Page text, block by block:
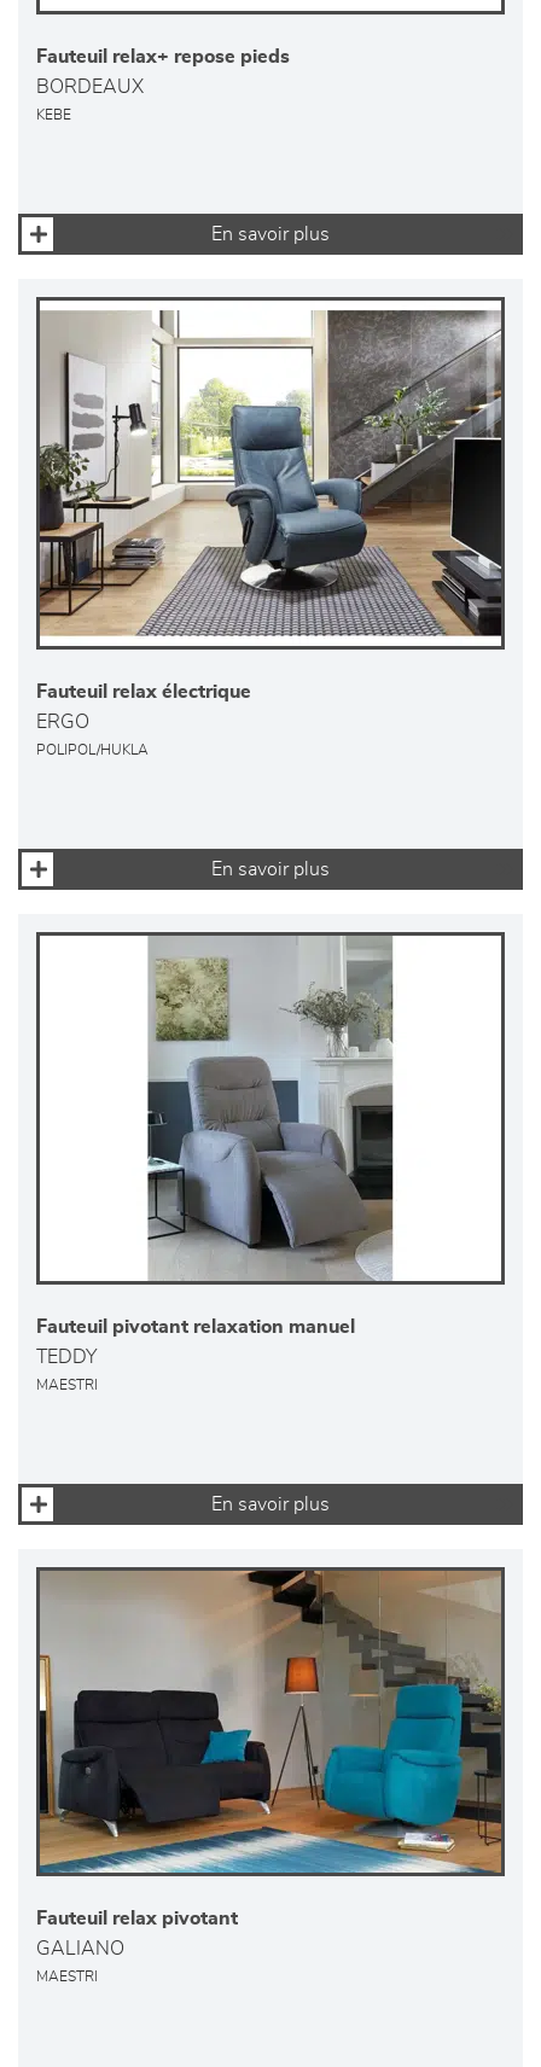
Fauteuil relax+ repose pieds
BORDEAUX
KEBE
En savoir plus
Fauteuil relax électrique
ERGO
POLIPOL/HUKLA
En savoir plus
Fauteuil pivotant relaxation manuel
TEDDY
MAESTRI
En savoir plus
Fauteuil relax pivotant
GALIANO
MAESTRI